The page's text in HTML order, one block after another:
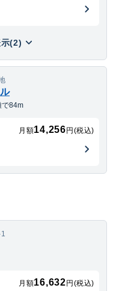
(2)
で84m
月額14,256 円(税込)
月額16,632 円(税込)